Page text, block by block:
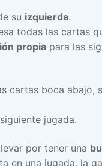
su izquierda.
todas las cartas
propia para las
cartas boca abajo,
jugada.
por tener una
en una jugada, la